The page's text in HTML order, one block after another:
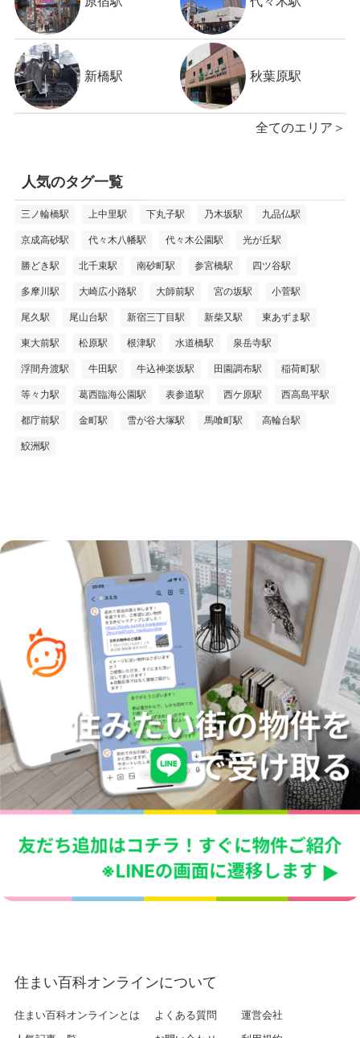
新橋駅 秋葉原駅
全てのエリア＞
人気のタグ一覧
三ノ輪橋駅 上中里駅 下丸子駅 乃木坂駅 九品仏駅
京成高砂駅 代々木八幡駅 代々木公園駅 光が丘駅
勝どき駅 北千束駅 南砂町駅 参宮橋駅 四ツ谷駅
多摩川駅 大崎広小路駅 大師前駅 宮の坂駅 小菅駅
尾久駅 尾山台駅 新宿三丁目駅 新柴又駅 東あずま駅
東大前駅 松原駅 根津駅 水道橋駅 泉岳寺駅
浮間舟渡駅 牛田駅 牛込神楽坂駅 田園調布駅 稲荷町駅
等々力駅 葛西臨海公園駅 表参道駅 西ケ原駅 西高島平駅
都庁前駅 金町駅 雪が谷大塚駅 馬喰町駅 高輪台駅
鮫洲駅
住まい百科オンラインについて
住まい百科オンラインとは
よくある質問
運営会社